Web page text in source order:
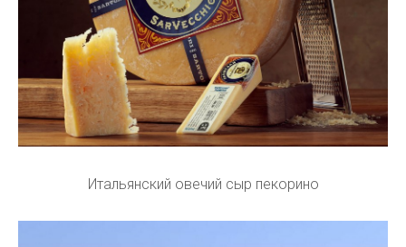
Итальянский овечий сыр пекорино